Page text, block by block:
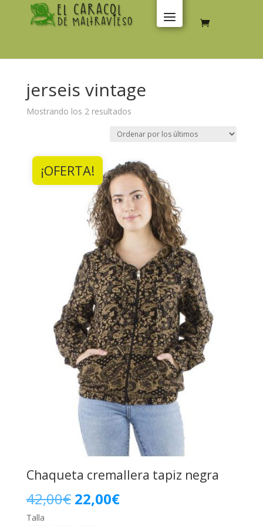
jerseis vintage
Mostrando los 2 resultadosOrdenado
los
¡OFERTA!
Chaqueta cremallera tapiz negra
42,00€ El
precio
22,00€El
Talla